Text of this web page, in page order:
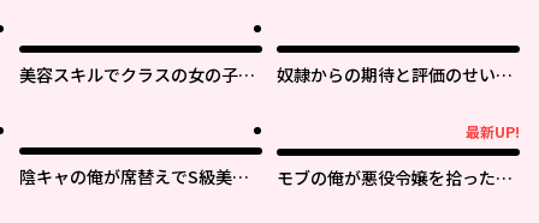
美容スキルでクラスの女の子を
奴隷からの期待と評価のせいで
陰キャの俺が席替えでS級美少
最新UP!
モブの俺が悪役令嬢を拾ったん